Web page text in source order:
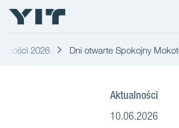
2026 Dni otwarte Spokojny
Aktualności
10.06.2026